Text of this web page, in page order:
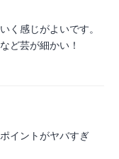
く感じがよいです。
ど芸が細かい！
イントがヤバすぎ